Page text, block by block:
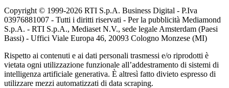
Copyright © 1999-2026 RTI S.p.A. Business Digital - P.Iva
03976881007 - Tutti i diritti riservati - Per la pubblicità Mediamond
S.p.A. - RTI S.p.A., Mediaset N.V., sede legale Amsterdam (Paesi
Bassi) - Uffici Viale Europa 46, 20093 Cologno Monzese (MI)
Rispetto ai contenuti e ai dati personali trasmessi e/o riprodotti è
vietata ogni utilizzazione funzionale all’addestramento di sistemi di
intelligenza artificiale generativa. È altresì fatto divieto espresso di
utilizzare mezzi automatizzati di data scraping.